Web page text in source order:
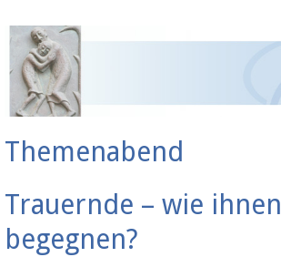
Themenabend
Trauernde – wie ihnen
begegnen?